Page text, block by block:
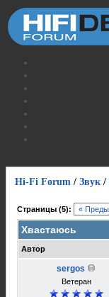
Hi-Fi Forum / Звук /
Страницы (5): «
Хвастаюсь
Автор
sergos
Ветеран